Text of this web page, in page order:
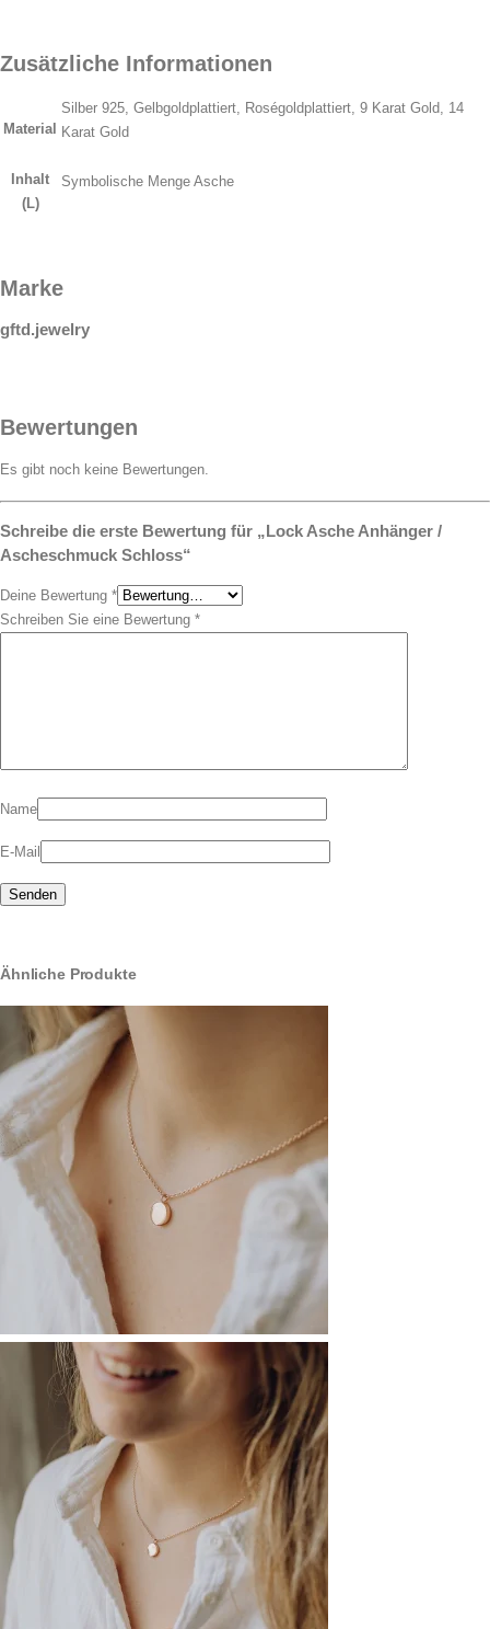
Zusätzliche Informationen
Material
Silber 925, Gelbgoldplattiert, Roségoldplattiert, 9 Karat Gold, 14
Karat Gold
Inhalt
(L)
Symbolische Menge Asche
Marke
gftd.jewelry
Bewertungen
Es gibt noch keine Bewertungen.
Schreibe die erste Bewertung für „Lock Asche Anhänger /
Ascheschmuck Schloss“
Deine Bewertung *
Schreiben Sie eine Bewertung *
Name
E-Mail
Ähnliche Produkte